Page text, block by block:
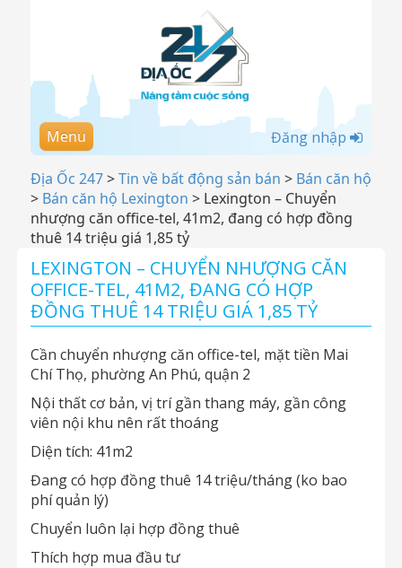
Menu Đăng nhập
Địa Ốc 247>Tin về bất động sản bán > Bán căn hộ
> Bán căn hộ Lexington > Lexington – Chuyển
nhượng căn office-tel, 41m2, đang có hợp đồng
thuê 14 triệu giá 1,85 tỷ
LEXINGTON – CHUYỂN NHƯỢNG CĂN
OFFICE-TEL, 41M2, ĐANG CÓ HỢP
ĐỒNG THUÊ 14 TRIỆU GIÁ 1,85 TỶ
Cần chuyển nhượng căn office-tel, mặt tiền Mai
Chí Thọ, phường An Phú, quận 2
Nội thất cơ bản, vị trí gần thang máy, gần công
viên nội khu nên rất thoáng
Diện tích: 41m2
Đang có hợp đồng thuê 14 triệu/tháng (ko bao
phí quản lý)
Chuyển luôn lại hợp đồng thuê
Thích hợp mua đầu tư